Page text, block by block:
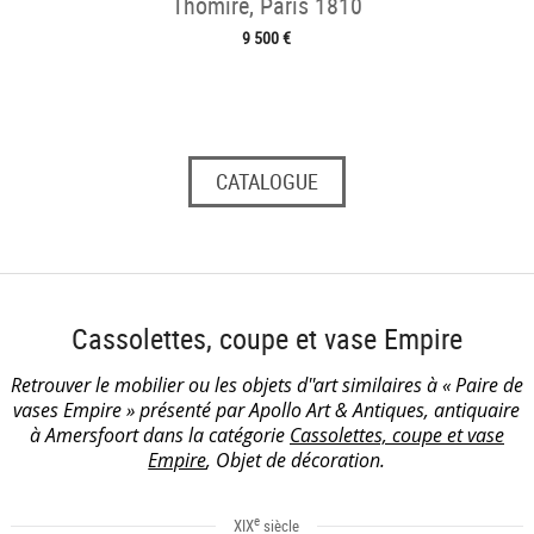
9 500 €
CATALOGUE
Cassolettes, coupe et vase Empire
Retrouver le mobilier ou les objets d''art similaires à « Paire de
vases Empire » présenté par Apollo Art & Antiques, antiquaire
à Amersfoort dans la catégorie Cassolettes, coupe et vase
Empire, Objet de décoration.
XIXe siècle